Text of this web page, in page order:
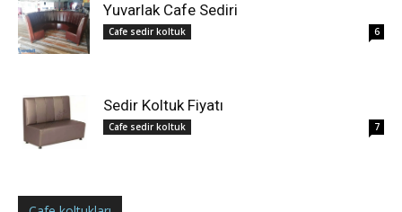
Yuvarlak Cafe Sediri
Cafe sedir koltuk 6
Sedir Koltuk Fiyatı
Cafe sedir koltuk 7